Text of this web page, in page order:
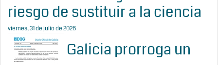
riesgo de sustituir a la ciencia
viernes, 31 de julio de 2026
Galicia prorroga un